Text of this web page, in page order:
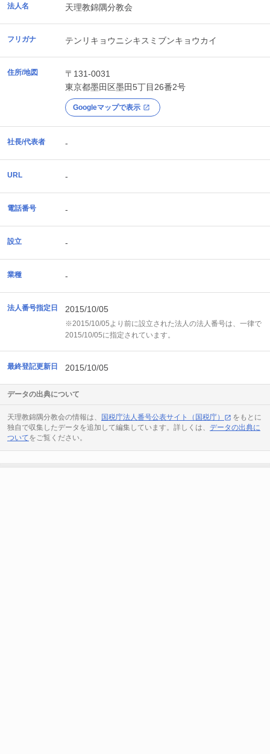
法人名 天理教錦隅分教会
フリガナ テンリキョウニシキスミブンキョウカイ
住所/地図
〒131-0031
東京都墨田区墨田5丁目26番2号
Googleマップで表示
社長/代表者 -
URL -
電話番号 -
設立 -
業種 -
法人番号指定日 2015/10/05
※2015/10/05より前に設立された法人の法人番号は、一律で
2015/10/05に指定されています。
最終登記更新日 2015/10/05
データの出典について
天理教錦隅分教会の情報は、 国税庁法人番号公表サイト（国税庁）
をもとに
独自で収集したデータを追加して編集しています。詳しくは、 データの出典に
ついてをご覧ください。